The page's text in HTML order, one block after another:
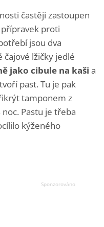
častěji zastoupen
proti
jsou dva
čajové lžičky jedlé
jako cibule na kaši a
past. Tu je pak
tamponem z
Pastu je třeba
kýženého